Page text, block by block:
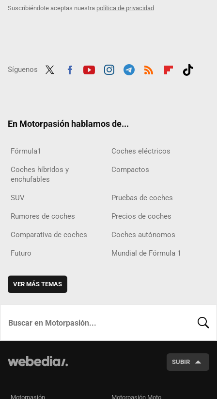
Suscribiéndote aceptas nuestra política de privacidad
Síguenos
En Motorpasión hablamos de...
Fórmula1 Coches eléctricos
Coches híbridos y
enchufables
Compactos
SUV Pruebas de coches
Rumores de coches Precios de coches
Comparativa de coches Coches autónomos
Futuro Mundial de Fórmula 1
VER MÁS TEMAS
SUBIR
Motorpasión Motorpasión Moto